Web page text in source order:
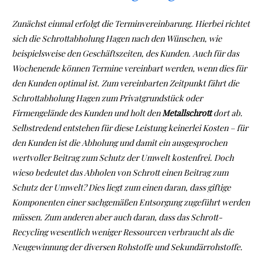
Zunächst einmal erfolgt die Terminvereinbarung. Hierbei richtet
sich die Schrottabholung Hagen nach den Wünschen, wie
beispielsweise den Geschäftszeiten, des Kunden. Auch für das
Wochenende können Termine vereinbart werden, wenn dies für
den Kunden optimal ist. Zum vereinbarten Zeitpunkt fährt die
Schrottabholung Hagen zum Privatgrundstück oder
Firmengelände des Kunden und holt denMetallschrottdort ab.
Selbstredend entstehen für diese Leistung keinerlei Kosten – für
den Kunden ist die Abholung und damit ein ausgesprochen
wertvoller Beitrag zum Schutz der Umwelt kostenfrei. Doch
wieso bedeutet das Abholen von Schrott einen Beitrag zum
Schutz der Umwelt? Dies liegt zum einen daran, dass giftige
Komponenten einer sachgemäßen Entsorgung zugeführt werden
müssen. Zum anderen aber auch daran, dass das Schrott-
Recycling wesentlich weniger Ressourcen verbraucht als die
Neugewinnung der diversen Rohstoffe und Sekundärrohstoffe.